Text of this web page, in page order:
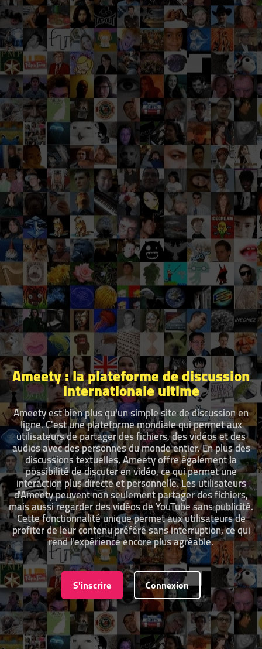
Ameety : la plateforme de discussion
internationale ultime
Ameety est bien plus qu'un simple site de discussion en
ligne. C'est une plateforme mondiale qui permet aux
utilisateurs de partager des fichiers, des vidéos et des
audios avec des personnes du monde entier. En plus des
discussions textuelles, Ameety offre également la
possibilité de discuter en vidéo, ce qui permet une
interaction plus directe et personnelle. Les utilisateurs
d'Ameety peuvent non seulement partager des fichiers,
mais aussi regarder des vidéos de YouTube sans publicité.
Cette fonctionnalité unique permet aux utilisateurs de
profiter de leur contenu préféré sans interruption, ce qui
rend l'expérience encore plus agréable.
S'inscrire Connexion